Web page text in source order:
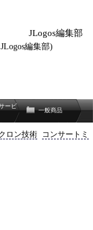
JLogos編集部
編集部)
ービ
一般商品
ロン技術
コンサートミ